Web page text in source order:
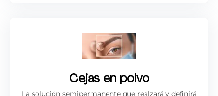
Cejas en polvo
La solución semipermanente que realzará y definirá